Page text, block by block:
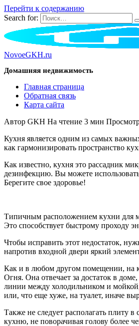
Перейти к содержанию
Search for:
NovoeGKH.ru
Домашняя недвижимость
Главная страница
Обратная связь
Карта сайта
Автор GKH На чтение 3 мин
Кухня является одним из самых
как гармонизировать пространство
Как известно, кухня это рассадник
дезинфекцию. Вы можете
Берегите свое здоровье!
Типичным расположением кухни для
Это способствует быстрому проходу
Чтобы исправить этот недостаток,
напротив входной двери яркий
Как и в любом другом помещении, на
Огня. Она отвечает за достаток в
линии между холодильником и
или, что еще хуже, на туалет, иначе
Также не следует располагать плиту
кухню, не поворачивая голову более